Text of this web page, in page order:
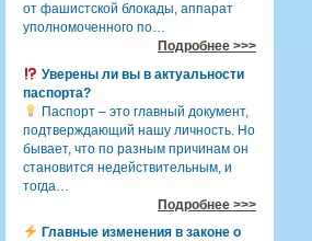
от фашистской блокады, аппарат
уполномоченного по…
Подробнее >>>
Уверены ли вы в актуальности
паспорта?
Паспорт – это главный документ,
подтверждающий нашу личность. Но
бывает, что по разным причинам он
становится недействительным, и
тогда…
Подробнее >>>
Главные изменения в законе о